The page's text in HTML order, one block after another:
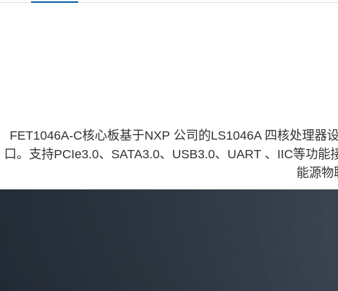
FET1046A-C核心板基于NXP 公司的LS1046A四核处理器
口。支持PCIe3.0、SATA3.0、USB3.0、UART 、IIC等功
能源物